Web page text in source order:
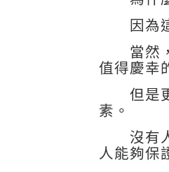
因為這
當然，
值得慶幸
但是更
素。
沒有人
人能夠保